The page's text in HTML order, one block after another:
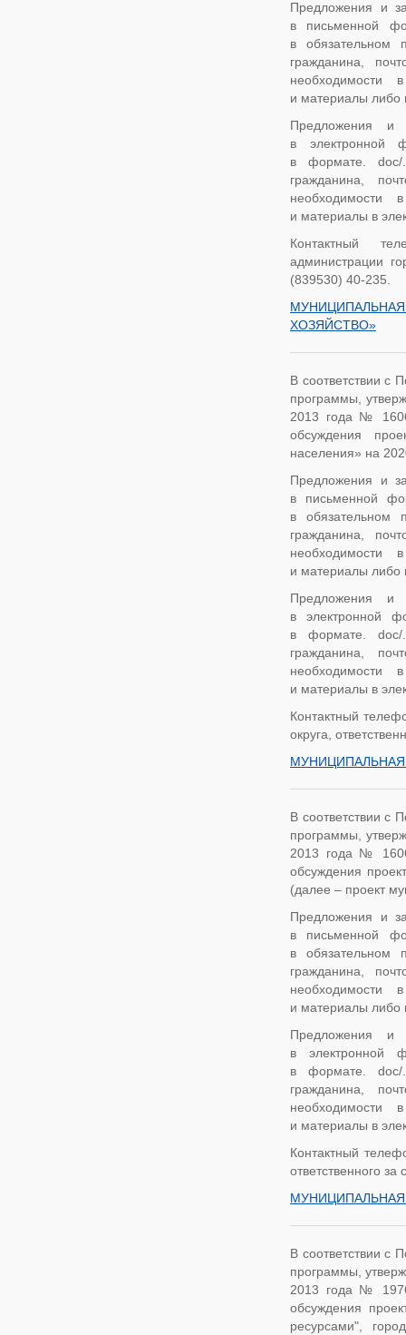
Предложения и
в письменной
в обязательном
гражданина,
необходимости
и материалы либо
Предложения и
в электронной
в формате. doc/
гражданина,
необходимости
и материалы в
Контактный
администрации
(839530) 40-235.
ХОЗЯЙСТВО»
В соответствии с
программы,
2013 года №
обсуждения
населения» на
Предложения и
в письменной
в обязательном
гражданина,
необходимости
и материалы либо
Предложения и
в электронной
в формате. doc/
гражданина,
необходимости
и материалы в
Контактный
округа,
В соответствии с
программы,
2013 года №
обсуждения
(далее – проект
Предложения и
в письменной
в обязательном
гражданина,
необходимости
и материалы либо
Предложения и
в электронной
в формате. doc/
гражданина,
необходимости
и материалы в
Контактный
ответственного
МУНИЦИПАЛЬНАЯ
В соответствии с
программы,
2013 года №
обсуждения
ресурсами",